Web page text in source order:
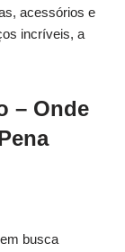
acessórios e
incríveis, a
– Onde
busca